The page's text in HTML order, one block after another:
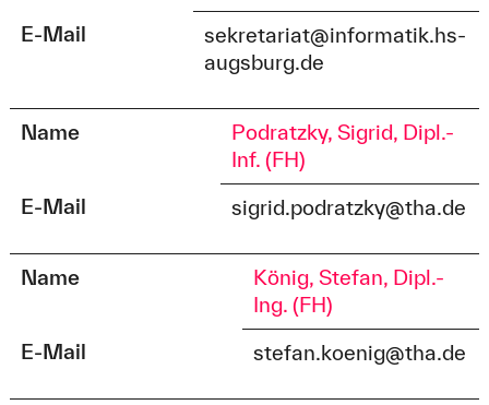
E-Mail
sekretariat@informatik.hs-
augsburg.de
Name
Podratzky, Sigrid, Dipl.-
Inf. (FH)
E-Mail
sigrid.podratzky@tha.de
Name
König, Stefan, Dipl.-
Ing. (FH)
E-Mail
stefan.koenig@tha.de